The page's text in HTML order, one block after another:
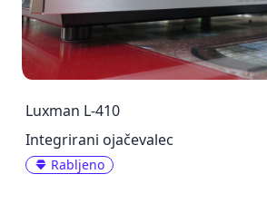
Luxman L-410
Integrirani ojačevalec
Rabljeno